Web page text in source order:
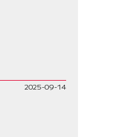
2025-09-14